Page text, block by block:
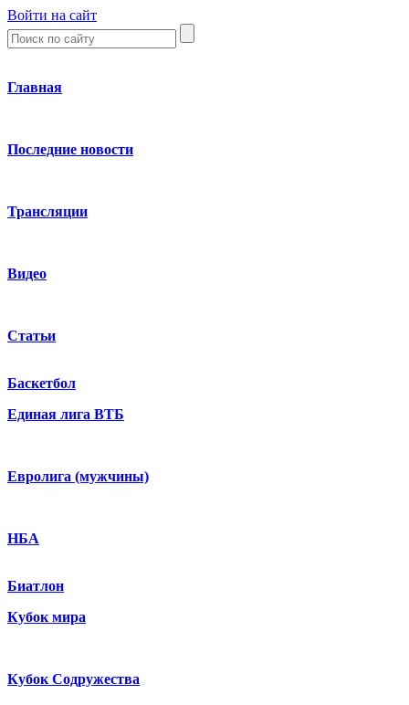
Войти на сайт
Главная
Последние новости
Трансляции
Видео
Статьи
Баскетбол
Единая лига ВТБ
Евролига (мужчины)
НБА
Биатлон
Кубок мира
Кубок Содружества